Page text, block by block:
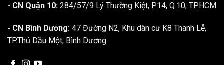
- CN Quận 10: 284/57/9 Lý Thường Kiệt, P.14, Q.10, TP.HCM
- CN Bình Dương: 47 Đường N2, Khu dân cư K8 Thanh Lễ,
TP.Thủ Dầu Một, Bình Dương